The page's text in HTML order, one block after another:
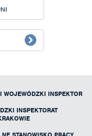
WOJEWÓDZKI INSPEKTOR
INSPEKTORAT